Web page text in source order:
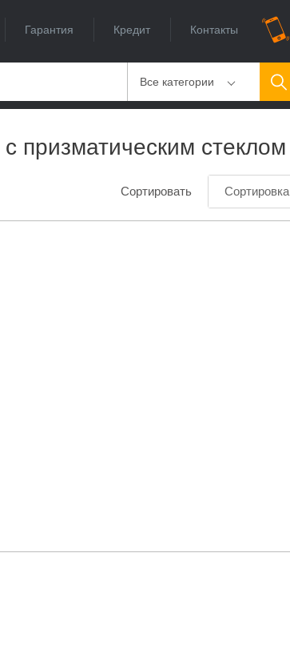
Гарантия Кредит Контакты
Все категории
призматическим стеклом
Сортировать Сортировка